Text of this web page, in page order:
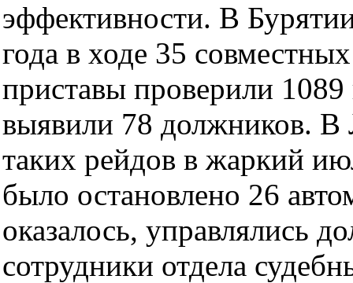
эффективности. В
года в ходе 35
приставы проверили 1089
выявили 78 должников. В
таких рейдов в жаркий
было остановлено 26
оказалось, управлялись
сотрудники отдела